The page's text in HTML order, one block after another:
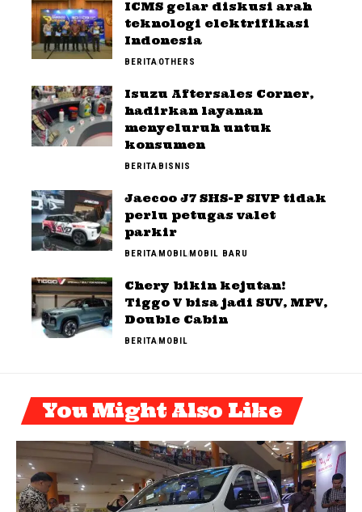
ICMS gelar diskusi arah
teknologi elektrifikasi
Indonesia
BERITAOTHERS
Isuzu Aftersales Corner,
hadirkan layanan
menyeluruh untuk
konsumen
BERITABISNIS
Jaecoo J7 SHS-P SIVP tidak
perlu petugas valet
parkir
BERITAMOBILMOBIL BARU
Chery bikin kejutan!
Tiggo V bisa jadi SUV, MPV,
Double Cabin
BERITAMOBIL
You Might Also Like